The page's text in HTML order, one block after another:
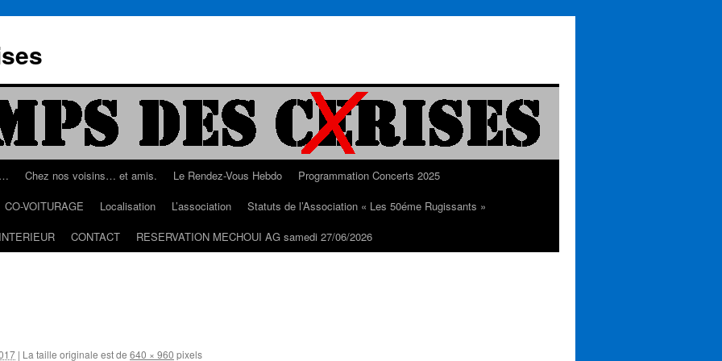
Chez nos voisins… et amis. Le Rendez-Vous Hebdo
Programmation Concerts 2025
CO-VOITURAGE Localisation L’association
Statuts de l’Association « Les 50éme Rugissants »
CONTACT RESERVATION MECHOUI AG samedi 27/06/2026
| La taille originale est de 640 × 960 pixels